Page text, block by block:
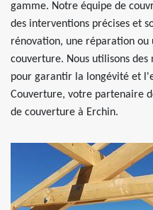
gamme. Notre équipe de
des interventions précises et
rénovation, une réparation
couverture. Nous utilisons
pour garantir la longévité et
Couverture, votre partenaire
de couverture à Erchin.